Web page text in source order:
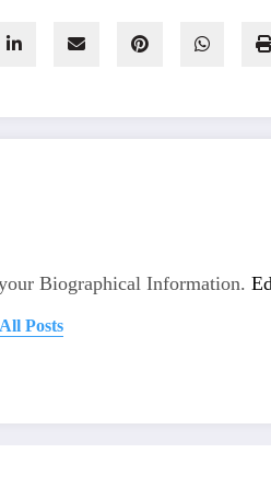
Biographical Information.
Posts